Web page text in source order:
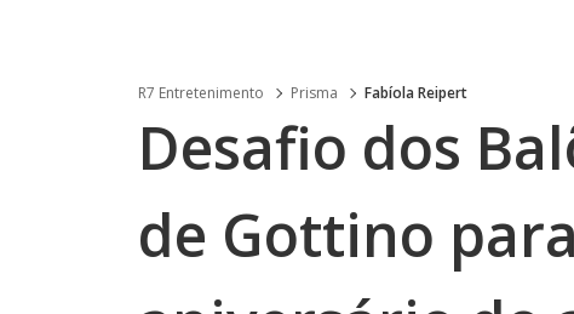
R7 Entretenimento Prisma Fabíola Reipert
Desafio dos
de Gottino